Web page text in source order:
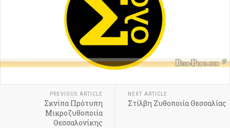
PREVIOUS ARTICLE
Σκνίπα Πρότυπη
Μικροζυθοποιία
Θεσσαλονίκης
NEXT ARTICLE
Στίλβη Ζυθοποιία Θεσσαλίας